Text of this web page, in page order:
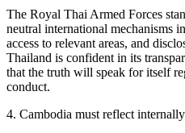
The Royal Thai Armed Forces
neutral international mechanisms
access to relevant areas, and
Thailand is confident in its
that the truth will speak for itself
conduct.
4. Cambodia must reflect